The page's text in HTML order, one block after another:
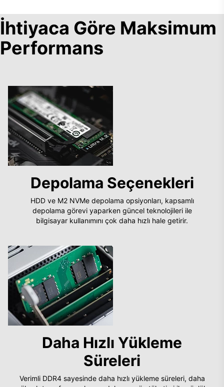
İhtiyaca Göre Maksimum
Performans
Depolama Seçenekleri
HDD ve M2 NVMe depolama opsiyonları, kapsamlı
depolama görevi yaparken güncel teknolojileri ile
bilgisayar kullanımını çok daha hızlı hale getirir.
Daha Hızlı Yükleme
Süreleri
Verimli DDR4 sayesinde daha hızlı yükleme süreleri, daha